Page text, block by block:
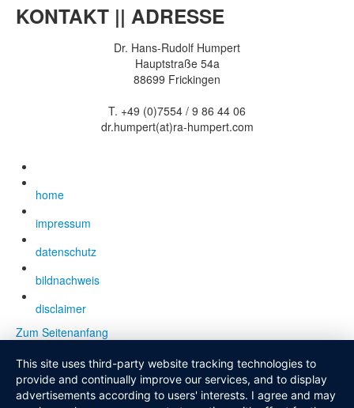
KONTAKT || ADRESSE
Dr. Hans-Rudolf Humpert
Hauptstraße 54a
88699 Frickingen
T. +49 (0)7554 / 9 86 44 06
dr.humpert(at)ra-humpert.com
home
impressum
datenschutz
bildnachweis
disclaimer
Zum Seitenanfang
This site uses third-party website tracking technologies to
provide and continually improve our services, and to display
advertisements according to users' interests. I agree and may